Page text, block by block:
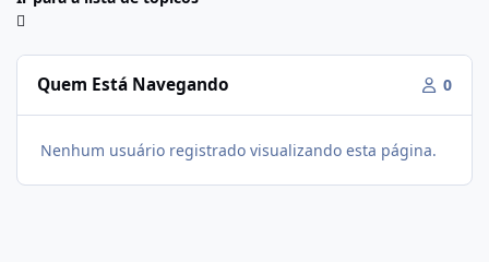
Quem Está Navegando 0
Nenhum usuário registrado visualizando esta página.